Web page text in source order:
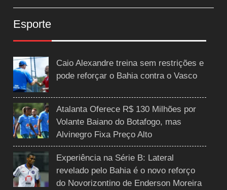
Esporte
Caio Alexandre treina sem restrições e
pode reforçar o Bahia contra o Vasco
Atalanta Oferece R$ 130 Milhões por
Volante Baiano do Botafogo, mas
Alvinegro Fixa Preço Alto
Experiência na Série B: Lateral
revelado pelo Bahia é o novo reforço
do Novorizontino de Enderson Moreira